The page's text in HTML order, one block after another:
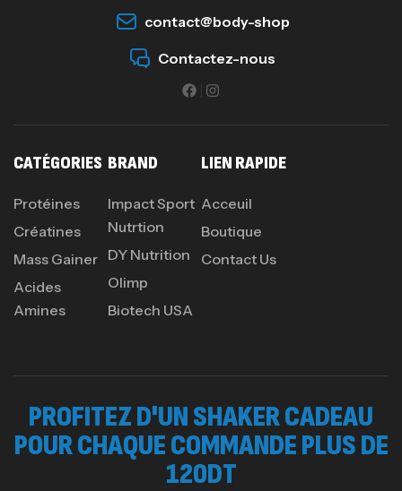
contact@body-shop
Contactez-nous
CATÉGORIES
Protéines
Créatines
Mass Gainer
Acides
Amines
BRAND
Impact Sport
Nutrtion
DY Nutrition
Olimp
Biotech USA
LIEN RAPIDE
Acceuil
Boutique
Contact Us
PROFITEZ D'UN SHAKER CADEAU
POUR CHAQUE COMMANDE PLUS DE
120DT